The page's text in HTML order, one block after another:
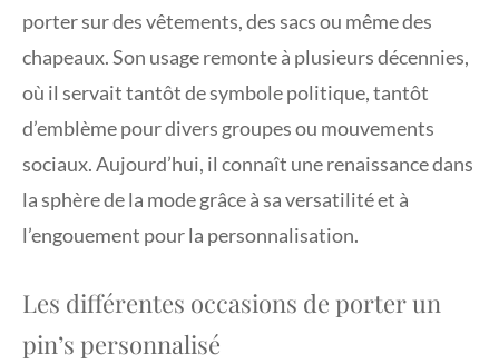
porter sur des vêtements, des sacs ou même des
chapeaux. Son usage remonte à plusieurs décennies,
où il servait tantôt de symbole politique, tantôt
d’emblème pour divers groupes ou mouvements
sociaux. Aujourd’hui, il connaît une renaissance dans
la sphère de la mode grâce à sa versatilité et à
l’engouement pour la personnalisation.
Les différentes occasions de porter un
pin’s personnalisé